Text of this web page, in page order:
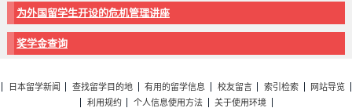
为外国留学生开设的危机管理讲座
奖学金查询
日本留学新闻 查找留学目的地 有用的留学信息 校友留言 索引检索
网站导览
利用规约
个人信息使用方法 关于使用环境